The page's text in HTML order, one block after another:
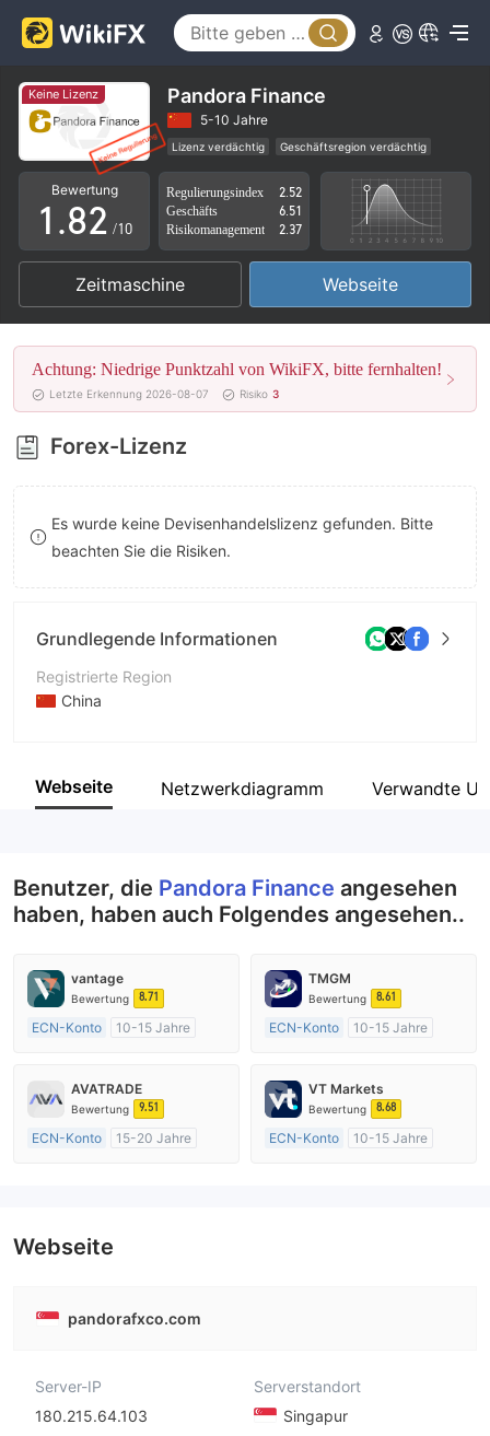
Keine Lizenz Pandora Finance
5-10 Jahre
Lizenz verdächtig
Geschäftsregion verdächtig
Hohes potenzielles Risiko
Bewertung
0
1
2
3
4
5
6
7
8
9
.
4
5
6
7
8
9
0
1
2
3
4
5
6
7
8
9
/10
Regulierungsindex
2.52
Geschäfts
6.51
Risikomanagement
2.37
Zeitmaschine Webseite
Achtung: Niedrige Punktzahl von WikiFX, bitte fernhalten!
Letzte Erkennung 2026-08-07 Risiko 3
Forex-Lizenz
Es wurde keine Devisenhandelslizenz gefunden. Bitte
beachten Sie die Risiken.
Grundlegende Informationen
Registrierte Region
China
Unternehmen
Webseite Netzwerkdiagramm Verwandte
Benutzer, die Pandora Finance angesehen
haben, haben auch Folgendes angesehen..
vantage
Bewertung 8.71
ECN-Konto
10-15 Jahre
MT4-Volllizenz
TMGM
Bewertung 8.61
ECN-Konto
10-15 Jahre
Market Making (MM)
MT4-Volllizenz
AVATRADE
Bewertung 9.51
ECN-Konto
15-20 Jahre
VT Markets
Bewertung 8.68
ECN-Konto
10-15 Jahre
Webseite
pandorafxco.com
Server-IP
180.215.64.103
Serverstandort
Singapur